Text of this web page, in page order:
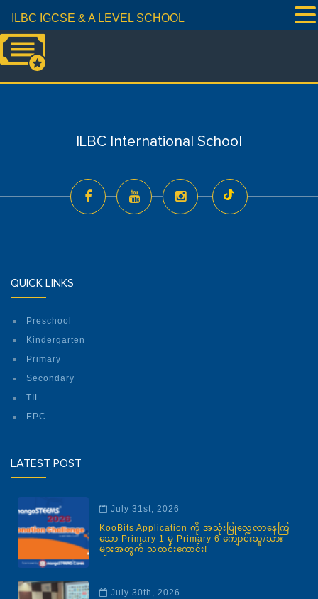
ILBC International School
QUICK LINKS
Preschool
Kindergarten
Primary
Secondary
TIL
EPC
LATEST POST
July 31st, 2026
KooBits Application ကို အသုံးပြုလေ့လာနေကြ
သော Primary 1 မှ Primary 6 ကျောင်းသူ/သား
များအတွက် သတင်းကောင်း!
July 30th, 2026
ILBC IGCSE & A LEVEL SCHOOL